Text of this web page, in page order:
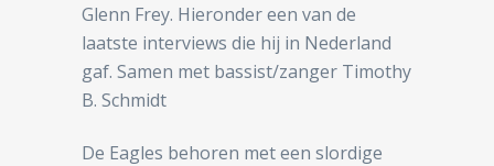
Glenn Frey. Hieronder een van de
laatste interviews die hij in Nederland
gaf. Samen met bassist/zanger Timothy
B. Schmidt
De Eagles behoren met een slordige